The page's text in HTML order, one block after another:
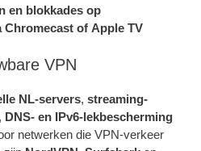
en blokkades op
Chromecast of Apple TV
VPN
NL-servers, streaming-
, DNS- en IPv6-lekbescherming
netwerken die VPN-verkeer